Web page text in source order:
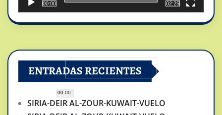
00:00
00:00
02:25
ENTRADAS RECIENTES
SIRIA-DEIR AL-ZOUR-KUWAIT-VUELO